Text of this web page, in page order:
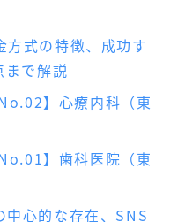
式の特徴、成功す
まで解説
】心療内科（東
】歯科医院（東
中心的な存在、SNS